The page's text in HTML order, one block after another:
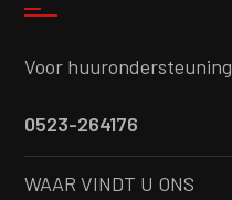
Voor huurondersteuning
0523-264176
WAAR VINDT U ONS